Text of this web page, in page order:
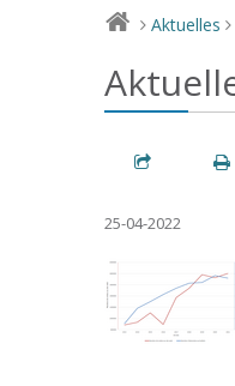
> Aktuelles >
25-04-2022